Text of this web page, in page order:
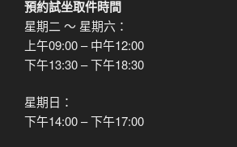
預約試坐取件時間
星期二 ～ 星期六：
上午09:00 – 中午12:00
下午13:30 – 下午18:30
星期日：
下午14:00 – 下午17:00